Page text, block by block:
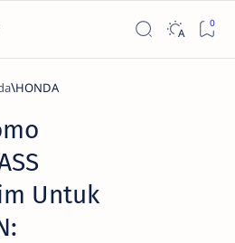
HONDA
Untuk